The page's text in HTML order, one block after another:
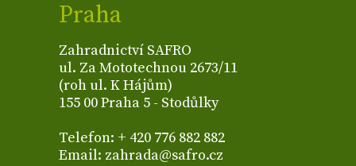
Praha
Zahradnictví SAFRO
ul. Za Mototechnou 2673/11
(roh ul. K Hájům)
155 00 Praha 5 - Stodůlky
Telefon: + 420 776 882 882
Email: zahrada@safro.cz